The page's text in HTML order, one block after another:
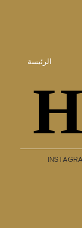
الرئيسة